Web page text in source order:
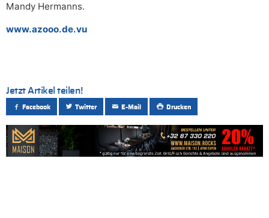
Mandy Hermanns.
www.azooo.de.vu
Jetzt Artikel teilen!
Facebook Twitter E-Mail Drucken